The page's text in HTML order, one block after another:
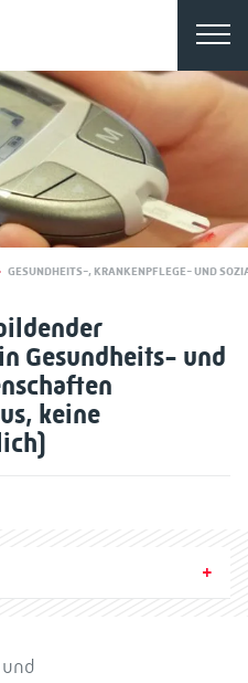
GESUNDHEITS-, KRANKENPFLEGE- UND
Gesundheits- und
keine